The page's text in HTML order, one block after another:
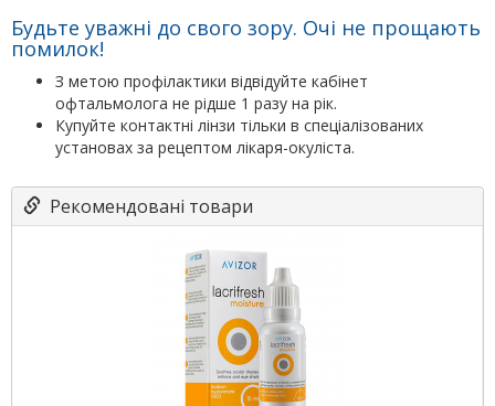
Будьте уважні до свого зору. Очі не прощають
помилок!
З метою профілактики відвідуйте кабінет
офтальмолога не рідше 1 разу на рік.
Купуйте контактні лінзи тільки в спеціалізованих
установах за рецептом лікаря-окуліста.
Рекомендовані товари